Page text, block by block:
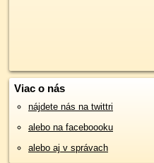
Viac o nás
nájdete nás na twittri
alebo na faceboooku
alebo aj v správach